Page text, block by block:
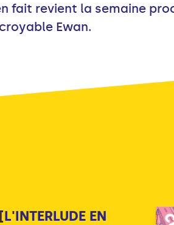
fait revient la semaine
Ewan.
[L'INTERLUDE EN